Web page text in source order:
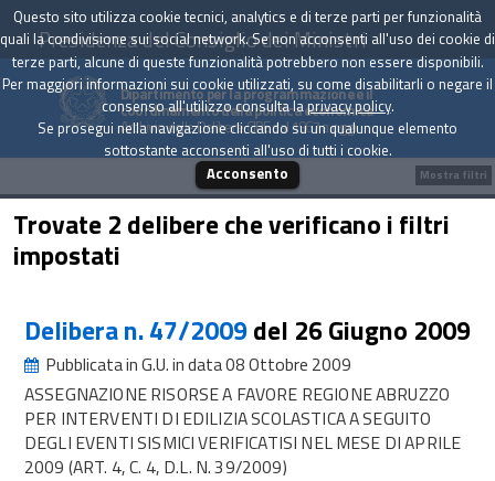
Presidenza del Consiglio dei Ministri
Dipartimento per la programmazione e il
coordinamento della politica economica
Archivio delle Delibere CIPE dal 1967 a oggi
Trovate 2 delibere che verificano i filtri
impostati
Delibera n. 47/2009del 26 Giugno 2009
Pubblicata in G.U. in data 08 Ottobre 2009
ASSEGNAZIONE RISORSE A FAVORE REGIONE ABRUZZO
PER INTERVENTI DI EDILIZIA SCOLASTICA A SEGUITO
DEGLI EVENTI SISMICI VERIFICATISI NEL MESE DI APRILE
2009 (ART. 4, C. 4, D.L. N. 39/2009)
Mostra filtri
Questo sito utilizza cookie tecnici, analytics e di terze parti per funzionalità
quali la condivisione sui social network. Se non acconsenti all'uso dei cookie di
terze parti, alcune di queste funzionalità potrebbero non essere disponibili.
Per maggiori informazioni sui cookie utilizzati, su come disabilitarli o negare il
consenso all'utilizzo consulta laprivacy policy.
Se prosegui nella navigazione cliccando su un qualunque elemento
sottostante acconsenti all'uso di tutti i cookie.
Acconsento